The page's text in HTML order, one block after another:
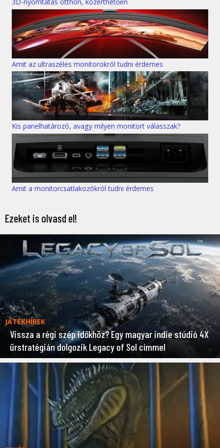
Amit az ultraszéles monitorokról tudni érdemes
Kis panelhatározó, avagy milyen monitort válasszak?
Amit a monitorcsatlakozókról tudni érdemes
Ezeket is olvasd el!
JÁTÉKHÍREK
Vissza a régi szép időkhöz? Egy magyar indie stúdió 4X
űrstratégián dolgozik Legacy of Sol címmel